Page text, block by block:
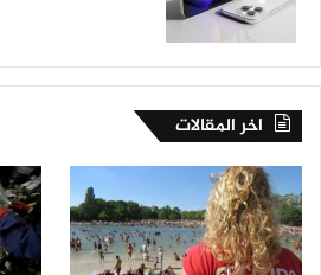
اخر المقالات